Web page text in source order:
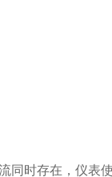
时存在，仪表